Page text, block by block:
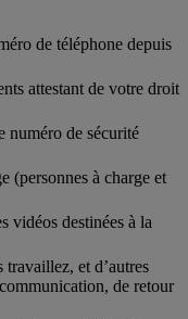
de téléphone depuis
attestant de votre droit
numéro de sécurité
(personnes à charge et
vidéos destinées à la
et d’autres
de retour